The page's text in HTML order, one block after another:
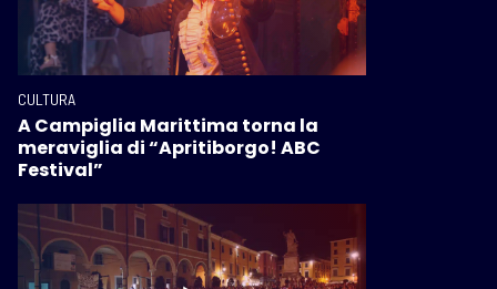
CULTURA
A Campiglia Marittima torna la
meraviglia di “Apritiborgo! ABC
Festival”